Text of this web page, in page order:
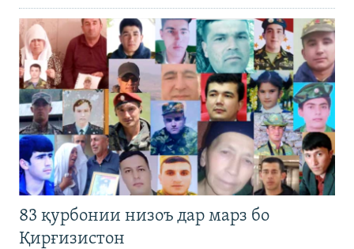
83 қурбонии низоъ дар марз бо
Қирғизистон